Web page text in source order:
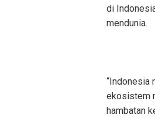
di
mendunia.
“Indonesia
ekosistem
hambatan